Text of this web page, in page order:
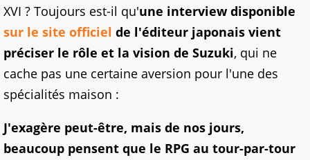
XVI ? Toujours est-il qu'une interview disponible
sur le site officiel de l'éditeur japonais vient
préciser le rôle et la vision de Suzuki, qui ne
cache pas une certaine aversion pour l'une des
spécialités maison :
J'exagère peut-être, mais de nos jours,
beaucoup pensent que le RPG au tour-par-tour